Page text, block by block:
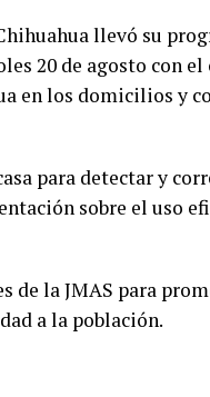
llevó su
20 de agosto con
en los domicilios y
para detectar y
sobre el uso
de la JMAS para
a la población.